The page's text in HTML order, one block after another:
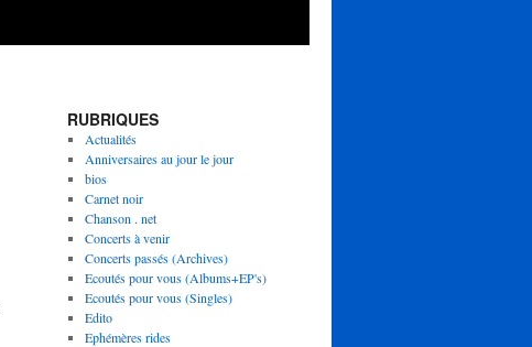
RUBRIQUES
Actualités
Anniversaires au jour le jour
bios
Carnet noir
Chanson . net
Concerts à venir
Concerts passés (Archives)
Ecoutés pour vous (Albums+EP's)
Ecoutés pour vous (Singles)
Edito
Ephémères rides